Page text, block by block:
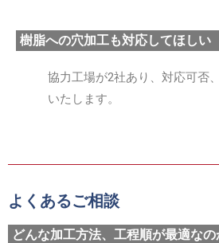
樹脂への穴加工も対応してほしい
協力工場が2社あり、対応可否
いたします。
よくあるご相談
どんな加工方法、工程順が最適な